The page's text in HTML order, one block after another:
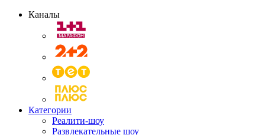
Каналы
Категории
Реалити-шоу
Развлекательные шоу